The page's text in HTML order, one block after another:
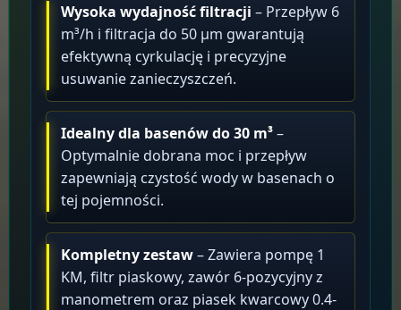
Wysoka wydajność filtracji – Przepływ 6
m³/h i filtracja do 50 μm gwarantują
efektywną cyrkulację i precyzyjne
usuwanie zanieczyszczeń.
Idealny dla basenów do 30 m³–
Optymalnie dobrana moc i przepływ
zapewniają czystość wody w basenach o
tej pojemności.
Kompletny zestaw– Zawiera pompę 1
KM, filtr piaskowy, zawór 6-pozycyjny z
manometrem oraz piasek kwarcowy 0.4-